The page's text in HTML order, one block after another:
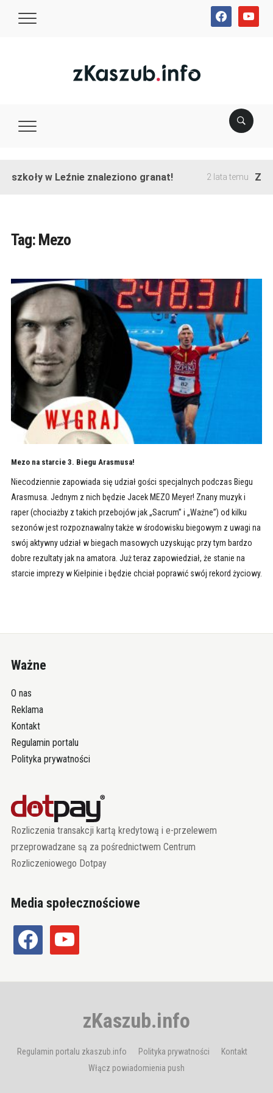
facebookyoutube
szkoły w Leźnie znaleziono granat! 2 lata temu
Tag: Mezo
Mezo na starcie 3. Biegu Arasmusa!
Niecodziennie zapowiada się udział gości specjalnych podczas Biegu
Arasmusa. Jednym z nich będzie Jacek MEZO Meyer! Znany muzyk i
raper (chociażby z takich przebojów jak „Sacrum” i „Ważne”) od kilku
sezonów jest rozpoznawalny także w środowisku biegowym z uwagi na
swój aktywny udział w biegach masowych uzyskując przy tym bardzo
dobre rezultaty jak na amatora. Już teraz zapowiedział, że stanie na
starcie imprezy w Kiełpinie i będzie chciał poprawić swój rekord życiowy.
Ważne
O nas
Reklama
Kontakt
Regulamin portalu
Polityka prywatności
Rozliczenia transakcji kartą kredytową i e-przelewem
przeprowadzane są za pośrednictwem Centrum
Rozliczeniowego Dotpay
Media społecznościowe
facebook youtube
zKaszub.info
Regulamin portalu zkaszub.info Polityka prywatności
Kontakt
Włącz powiadomienia push